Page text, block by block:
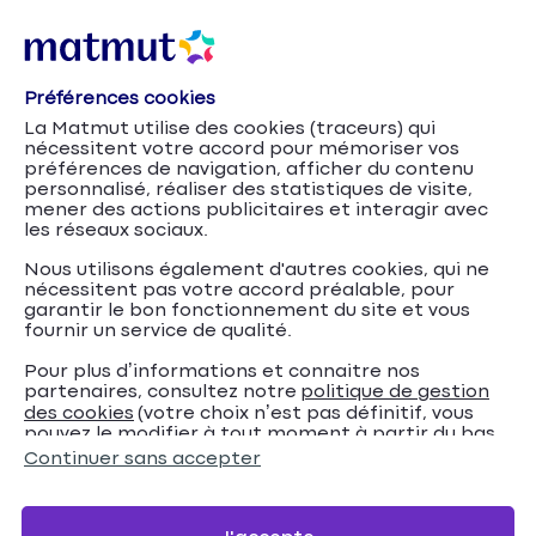
Accueil Assurance Auto Conseils
Qu’est-ce que
l’assurance auto connectée ?
Qu’est-ce que
Préférences cookies
La Matmut utilise des cookies (traceurs) qui
nécessitent votre accord pour mémoriser vos
préférences de navigation, afficher du contenu
personnalisé, réaliser des statistiques de visite,
mener des actions publicitaires et interagir avec
les réseaux sociaux.
Nous utilisons également d'autres cookies, qui ne
nécessitent pas votre accord préalable, pour
garantir le bon fonctionnement du site et vous
fournir un service de qualité.
Pour plus d’informations et connaitre nos
partenaires, consultez notre politique de gestion
des cookies (votre choix n’est pas définitif, vous
pouvez le modifier à tout moment à partir du bas
de page de notre site).
Continuer sans accepter